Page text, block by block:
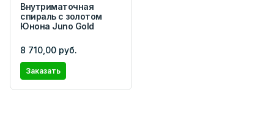
Внутриматочная
спираль с золотом
Юнона Juno Gold
8 710,00 руб.
Заказать